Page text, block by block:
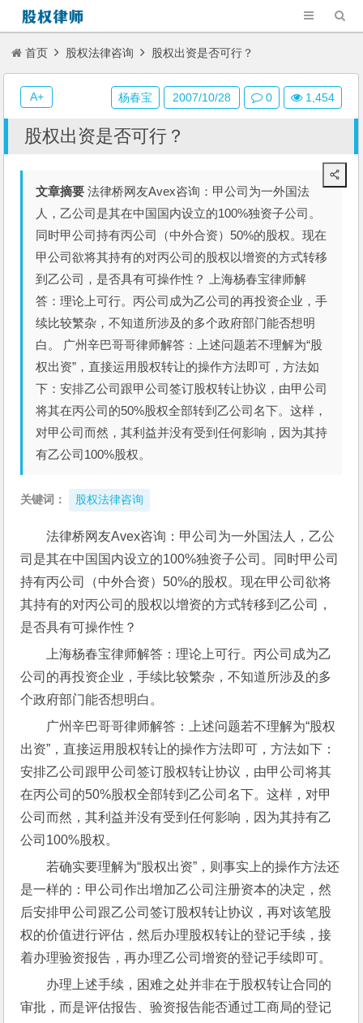
首页 股权法律咨询 股权出资是否可行？
股权出资是否可行？
文章摘要 法律桥网友Avex咨询：甲公司为一外国法
人，乙公司是其在中国国内设立的100%独资子公司。
同时甲公司持有丙公司（中外合资）50%的股权。现在
甲公司欲将其持有的对丙公司的股权以增资的方式转移
到乙公司，是否具有可操作性？ 上海杨春宝律师解
答：理论上可行。丙公司成为乙公司的再投资企业，手
续比较繁杂，不知道所涉及的多个政府部门能否想明
白。 广州辛巴哥哥律师解答：上述问题若不理解为“股
权出资”，直接运用股权转让的操作方法即可，方法如
下：安排乙公司跟甲公司签订股权转让协议，由甲公司
将其在丙公司的50%股权全部转到乙公司名下。这样，
对甲公司而然，其利益并没有受到任何影响，因为其持
有乙公司100%股权。
关键词： 股权法律咨询
法律桥网友Avex咨询：甲公司为一外国法人，乙公
司是其在中国国内设立的100%独资子公司。同时甲公司
持有丙公司（中外合资）50%的股权。现在甲公司欲将
其持有的对丙公司的股权以增资的方式转移到乙公司，
是否具有可操作性？
上海杨春宝律师解答：理论上可行。丙公司成为乙
公司的再投资企业，手续比较繁杂，不知道所涉及的多
个政府部门能否想明白。
广州辛巴哥哥律师解答：上述问题若不理解为“股权
出资”，直接运用股权转让的操作方法即可，方法如下：
安排乙公司跟甲公司签订股权转让协议，由甲公司将其
在丙公司的50%股权全部转到乙公司名下。这样，对甲
公司而然，其利益并没有受到任何影响，因为其持有乙
公司100%股权。
若确实要理解为“股权出资”，则事实上的操作方法还
是一样的：甲公司作出增加乙公司注册资本的决定，然
后安排甲公司跟乙公司签订股权转让协议，再对该笔股
权的价值进行评估，然后办理股权转让的登记手续，接
着办理验资报告，再办理乙公司增资的登记手续即可。
办理上述手续，困难之处并非在于股权转让合同的
审批，而是评估报告、验资报告能否通过工商局的登记
杨春宝 2007/10/28 0 1,454
A+